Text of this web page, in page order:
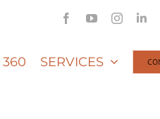
FacebookYouTube
360 SERVICES